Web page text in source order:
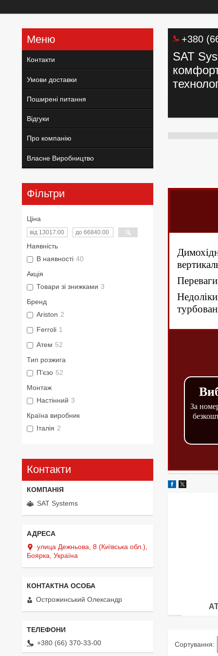
+380
SAT
За
Контакти
Умови доставки
Поширені питання
Відгуки
Про компанію
Власне Виробництво
Фільтри
Ціна
Наявність
В наявності 40
Акція
Товари зі знижками 3
Бренд
Ariston 2
Ferroli 1
Атем 52
Тип розжига
П’єзо 52
Монтаж
Настінний 3
Країна виробник
Італія 2
Контакти
SAT Systems
улица Дежньова, 8 (Київська обл.),
Боярка, Україна
Острожинський Олександр
+380 (66) 370-33-00